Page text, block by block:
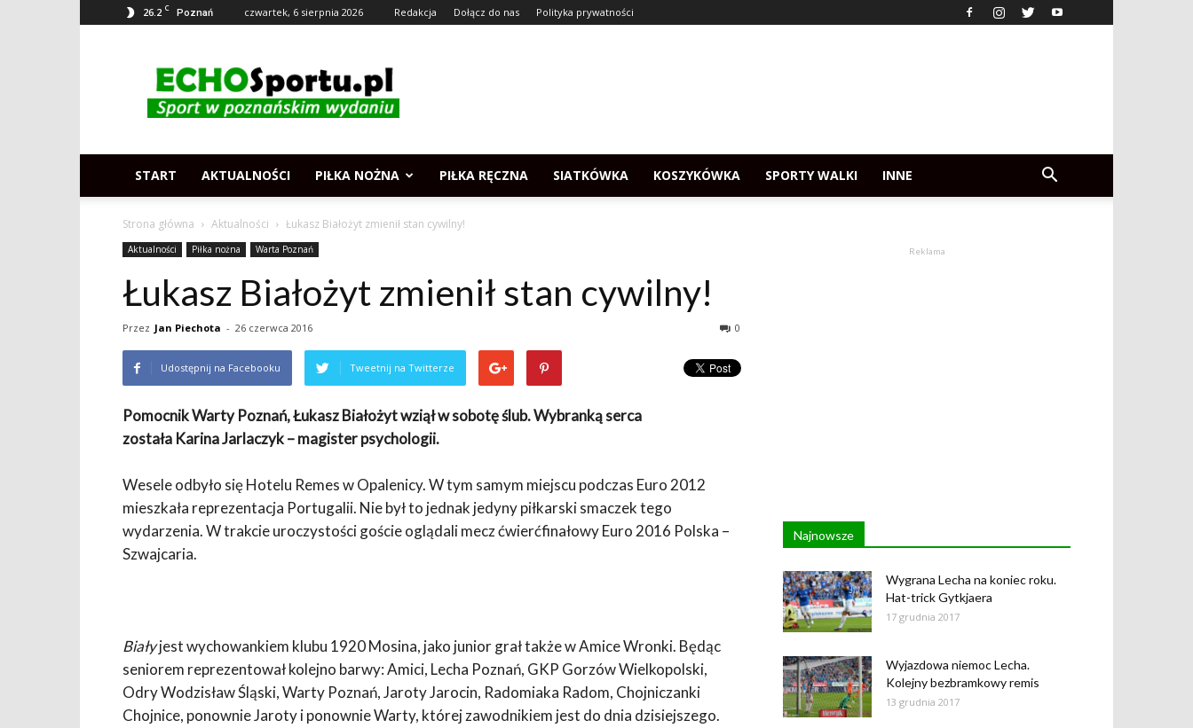
26.2 C Poznań czwartek, 6 sierpnia 2026 Redakcja Dołącz do nas Polityka prywatności
–
Sport
w
START AKTUALNOŚCI PIŁKA NOŻNA PIŁKA RĘCZNA SIATKÓWKA KOSZYKÓWKA SPORTY WALKI INNE
Strona główna Aktualności Łukasz Białożyt zmienił stan cywilny!
Aktualności Piłka nożna Warta Poznań
Łukasz Białożyt zmienił stan cywilny!
Przez Jan Piechota - 26 czerwca 2016 0
Udostępnij na Facebooku Tweetnij na Twitterze
Pomocnik Warty Poznań, Łukasz Białożyt wziął w sobotę ślub. Wybranką serca
została Karina Jarlaczyk – magister psychologii.
Wesele odbyło się Hotelu Remes w Opalenicy. W tym samym miejscu podczas Euro 2012
mieszkała reprezentacja Portugalii. Nie był to jednak jedyny piłkarski smaczek tego
wydarzenia. W trakcie uroczystości goście oglądali mecz ćwierćfinałowy Euro 2016 Polska –
Szwajcaria.
Białyjest wychowankiem klubu 1920 Mosina, jako junior grał także w Amice Wronki. Będąc
seniorem reprezentował kolejno barwy: Amici, Lecha Poznań, GKP Gorzów Wielkopolski,
Odry Wodzisław Śląski, Warty Poznań, Jaroty Jarocin, Radomiaka Radom, Chojniczanki
Chojnice, ponownie Jaroty i ponownie Warty, której zawodnikiem jest do dnia dzisiejszego.
Reklama
Najnowsze
Wygrana Lecha na koniec roku.
Hat-trick Gytkjaera
17 grudnia 2017
Wyjazdowa niemoc Lecha.
Kolejny bezbramkowy remis
13 grudnia 2017